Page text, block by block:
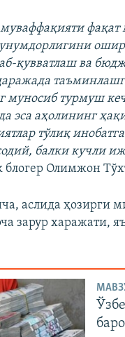
муваффақияти
қувватлаш ва
муносиб турмуш
эса аҳолининг
тўлиқ
балки кучли
блогер Олимжон
аслида ҳозирги
зарур харажати,